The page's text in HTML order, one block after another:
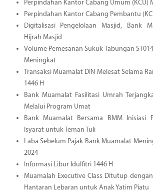
Perpindahan Kantor Cabang Umum (KCU)
Perpindahan Kantor Cabang Pembantu
Digitalisasi Pengelolaan Masjid, Bank
Hijrah Masjid
Volume Pemesanan Sukuk Tabungan
Meningkat
Transaksi Muamalat DIN Melesat Selama
1446 H
Bank Muamalat Fasilitasi Umrah
Melalui Program Umat
Bank Muamalat Bersama BMM Inisiasi
Isyarat untuk Teman Tuli
Laba Sebelum Pajak Bank Muamalat
2024
Informasi Libur Idulfitri 1446 H
Muamalah Executive Class Ditutup
Hantaran Lebaran untuk Anak Yatim Piatu